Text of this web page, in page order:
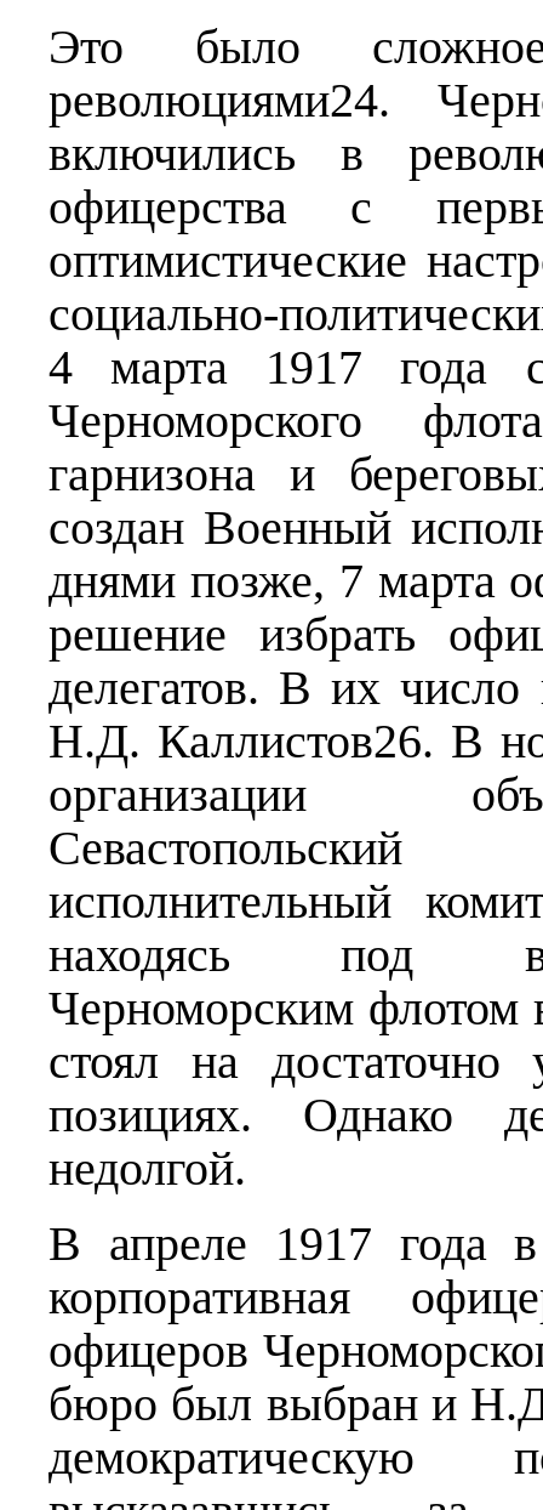
Это было
революциями24.
включились в
офицерства с
оптимистические
социально-
4 марта 1917 года
Черноморского
гарнизона и
создан Военный
днями позже, 7 марта
решение избрать
делегатов. В их
Н.Д. Каллистов26. В
организации
исполнительный
находясь под
Черноморским флотом
стоял на достаточно
позициях. Однако
недолгой.
В апреле 1917 года
корпоративная
офицеров
бюро был выбран и
демократическую